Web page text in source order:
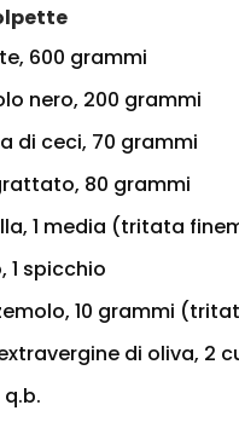
600 grammi
nero, 200 grammi
di ceci, 70 grammi
80 grammi
1 media (tritata
1 spicchio
10 grammi
di oliva, 2
q.b.